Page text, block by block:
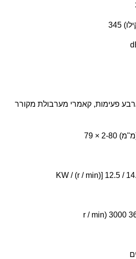
345
ארבע פעימות, קאמרי מערבולת מקורר
× 79
KW / (r / min)] 12.5 /
r / min) 3000